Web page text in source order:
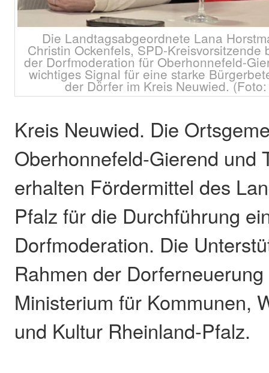
Die Landtagsabgeordnete Lana
Christin Ockenfels, SPD-
der Dorfmoderation für Oberhonnefeld-
wichtiges Signal für eine starke
der Dörfer im Kreis Neuwied.
Kreis Neuwied. Die
Oberhonnefeld-Gierend und
erhalten Fördermittel des
Pfalz für die Durchführung
Dorfmoderation. Die
Rahmen der
Ministerium für Kommunen,
und Kultur Rheinland-Pfalz.